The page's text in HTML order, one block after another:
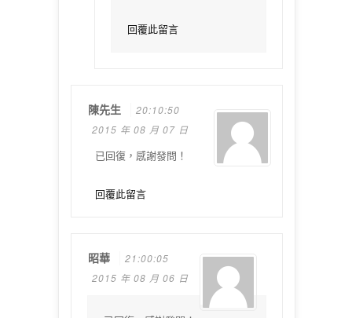
回覆此留言
陳先生
20:10:50
2015 年 08 月 07 日
已回復，感謝發問！
回覆此留言
昭華
21:00:05
2015 年 08 月 06 日